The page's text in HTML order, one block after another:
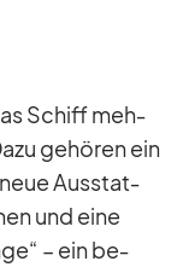
Schiff meh­
ge­hö­ren ein
neue Aus­stat­
und eine
– ein be­